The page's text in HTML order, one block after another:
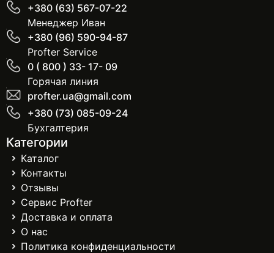
+380 (63) 567-07-22
Менеджер Иван
+380 (96) 590-94-87
Profter Service
0 ( 800 ) 33- 17- 09
Горячая линия
profter.ua@gmail.com
+380 (73) 085-09-24
Бухгалтерия
Категории
Каталог
Контакты
Отзывы
Сервис Profter
Доставка и оплата
О нас
Политика конфиденциальности